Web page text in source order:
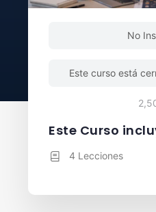
No
Este curso está
Este Curso
4 Lecciones